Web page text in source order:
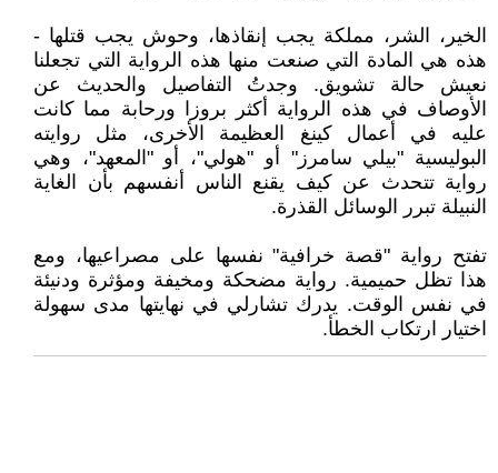
الخير، الشر، مملكة يجب إنقاذها، وحوش يجب قتلها -
هذه هي المادة التي صنعت منها هذه الرواية التي تجعلنا
نعيش حالة تشويق. وجدتُ التفاصيل والحديث عن
الأوصاف في هذه الرواية أكثر بروزا ورحابة مما كانت
عليه في أعمال كينغ العظيمة الأخرى، مثل روايته
البوليسية "بيلي سامرز" أو "هولي"، أو "المعهد"، وهي
رواية تتحدث عن كيف يقنع الناس أنفسهم بأن الغاية
النبيلة تبرر الوسائل القذرة.
تفتح رواية "قصة خرافية" نفسها على مصراعيها، ومع
هذا تظل حميمية. رواية مضحكة ومخيفة ومؤثرة ودنيئة
في نفس الوقت. يدرك تشارلي في نهايتها مدى سهولة
اختيار ارتكاب الخطأ.